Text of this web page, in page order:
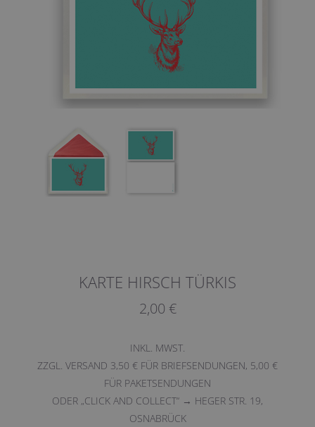
KARTE HIRSCH TÜRKIS
2,00 €
INKL. MWST.
ZZGL. VERSAND 3,50 € FÜR BRIEFSENDUNGEN, 5,00 €
FÜR PAKETSENDUNGEN
ODER „CLICK AND COLLECT“ → HEGER STR. 19,
OSNABRÜCK